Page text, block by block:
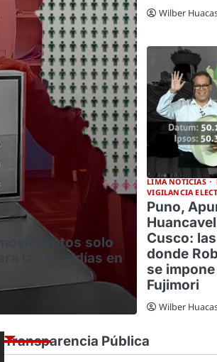
solo
las alcaldías en
Wilber
LIMA NOTICIAS
VIGILANCIA
Puno,
Cusco:
donde
se
Fujimori
Wilber
Transparencia Pública